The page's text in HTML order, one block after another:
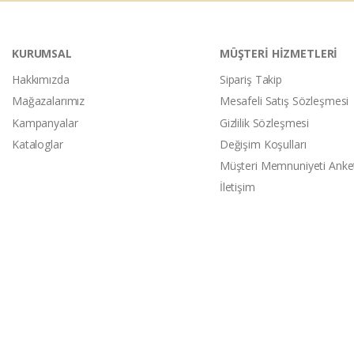
KURUMSAL
Hakkımızda
Mağazalarımız
Kampanyalar
Kataloglar
MÜŞTERİ HİZMETLERİ
Sipariş Takip
Mesafeli Satış Sözleşmesi
Gizlilik Sözleşmesi
Değişim Koşulları
Müşteri Memnuniyeti
İletişim